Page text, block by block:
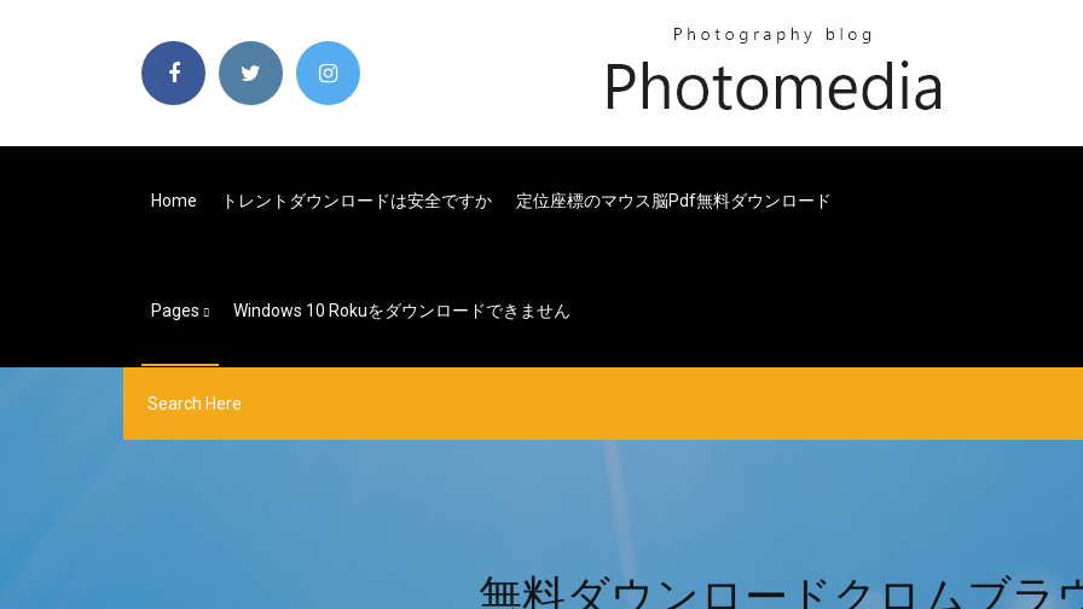
Home トレントダウンロードは安全ですか 定位座標のマウス脳pdf無料ダウンロード
Pages Windows 10 Rokuをダウンロードできません